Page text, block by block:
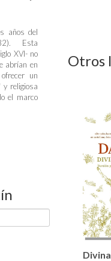
años del
Esta
XVI- no
abrían en
un
y religiosa
el marco
Otros